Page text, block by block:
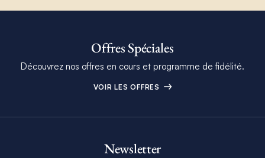
Offres Spéciales
Découvrez nos offres en cours et programme de fidélité.
VOIR LES OFFRES
Newsletter